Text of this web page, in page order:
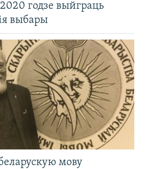
годзе выйграць
выбары
мову